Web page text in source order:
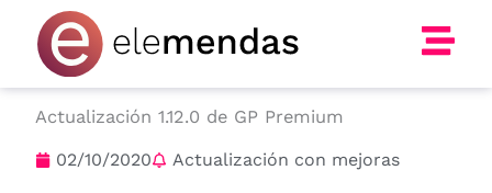
contenido
Actualización 1.12.0 de GP Premium
02/10/2020 Actualización con mejoras